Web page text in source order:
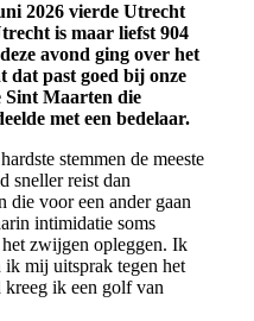
2026 vierde Utrecht
is maar liefst 904
avond ging over het
past goed bij onze
Sint Maarten die
met een bedelaar.
stemmen de meeste
sneller reist dan
die voor een ander gaan
intimidatie soms
zwijgen opleggen. Ik
mij uitsprak tegen het
ik een golf van